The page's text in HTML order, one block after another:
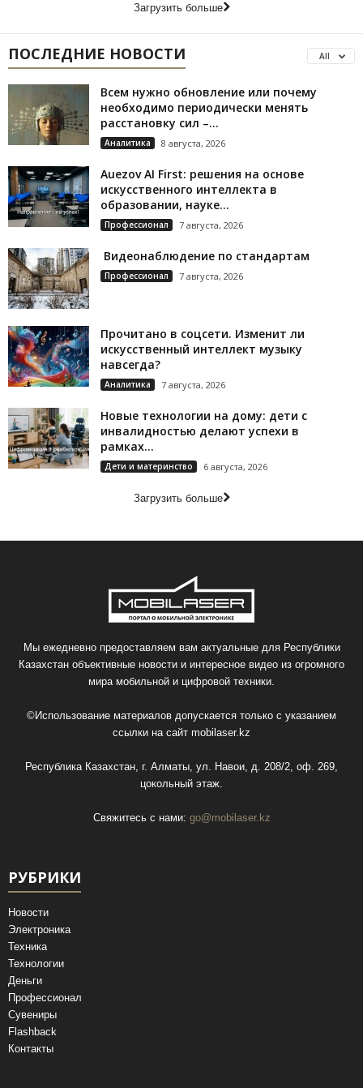
Загрузить больше
ПОСЛЕДНИЕ НОВОСТИ All
Всем нужно обновление или почему
необходимо периодически менять
расстановку сил –...
Аналитика 8 августа, 2026
Auezov AI First: решения на основе
искусственного интеллекта в
образовании, науке...
Профессионал 7 августа, 2026
Видеонаблюдение по стандартам
Профессионал 7 августа, 2026
Прочитано в соцсети. Изменит ли
искусственный интеллект музыку
навсегда?
Аналитика 7 августа, 2026
Новые технологии на дому: дети с
инвалидностью делают успехи в
рамках...
Дети и материнство 6 августа, 2026
Загрузить больше
Мы ежедневно предоставляем вам актуальные для Республики
Казахстан объективные новости и интересное видео из огромного
мира мобильной и цифровой техники.
©Использование материалов допускается только с указанием
ссылки на сайт mobilaser.kz
Республика Казахстан, г. Алматы, ул. Навои, д. 208/2, оф. 269,
цокольный этаж.
Свяжитесь с нами: go@mobilaser.kz
РУБРИКИ
Новости
Электроника
Техника
Технологии
Деньги
Профессионал
Сувениры
Flashback
Контакты